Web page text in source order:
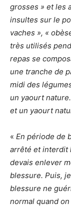
grosses » et les
insultes sur le
vaches », «
très utilisés
repas se
une tranche de
midi des
un yaourt
et un yaourt
« En période de
arrêté et interdit
devais enlever
blessure. Puis,
blessure ne
normal quand